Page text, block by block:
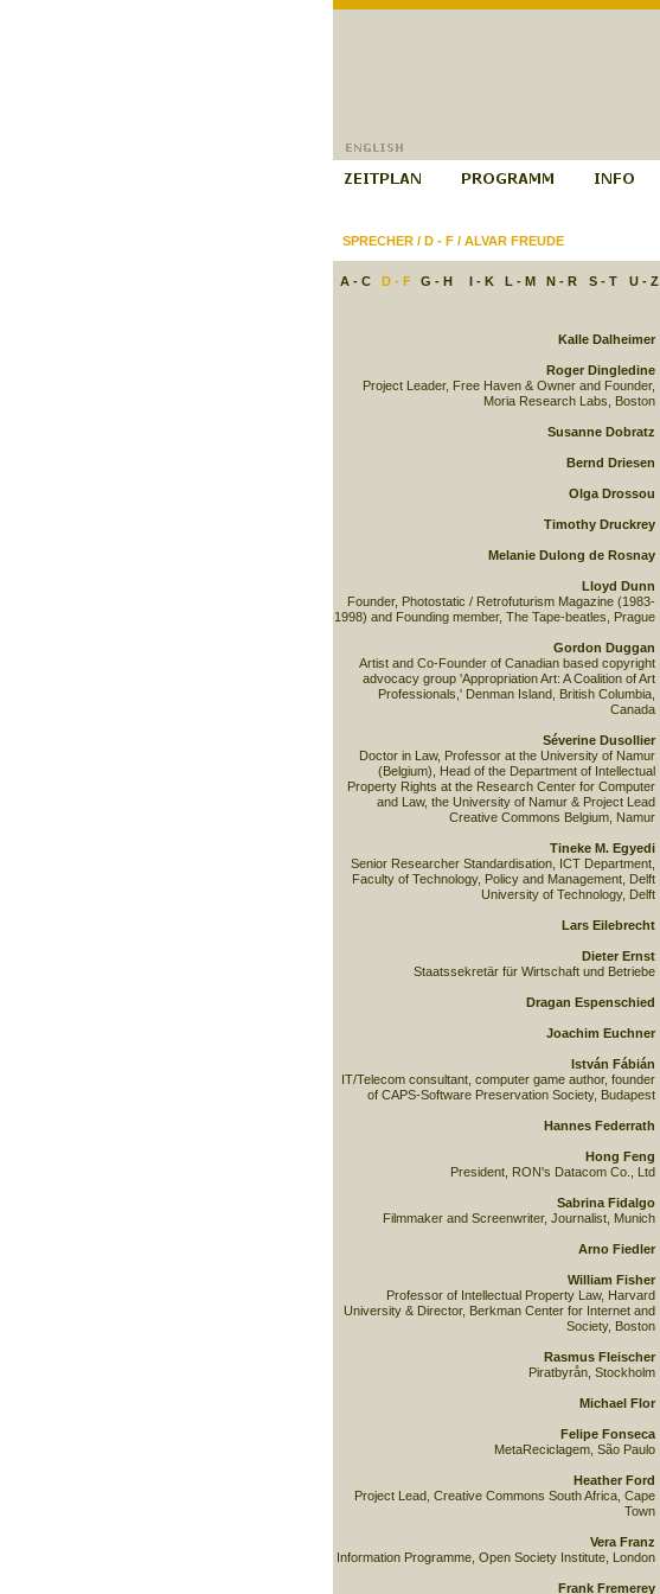
SPRECHER/ D - F/ ALVAR FREUDE
A - C D - F G - H I - K L - M N - R S - T U - Z
Kalle Dalheimer
Roger Dingledine
Project Leader, Free Haven & Owner and Founder,
Moria Research Labs, Boston
Susanne Dobratz
Bernd Driesen
Olga Drossou
Timothy Druckrey
Melanie Dulong de Rosnay
Lloyd Dunn
Founder, Photostatic / Retrofuturism Magazine (1983-
1998) and Founding member, The Tape-beatles, Prague
Gordon Duggan
Artist and Co-Founder of Canadian based copyright
advocacy group 'Appropriation Art: A Coalition of Art
Professionals,' Denman Island, British Columbia,
Canada
Séverine Dusollier
Doctor in Law, Professor at the University of Namur
(Belgium), Head of the Department of Intellectual
Property Rights at the Research Center for Computer
and Law, the University of Namur & Project Lead
Creative Commons Belgium, Namur
Tineke M. Egyedi
Senior Researcher Standardisation, ICT Department,
Faculty of Technology, Policy and Management, Delft
University of Technology, Delft
Lars Eilebrecht
Dieter Ernst
Staatssekretär für Wirtschaft und Betriebe
Dragan Espenschied
Joachim Euchner
István Fábián
IT/Telecom consultant, computer game author, founder
of CAPS-Software Preservation Society, Budapest
Hannes Federrath
Hong Feng
President, RON's Datacom Co., Ltd
Sabrina Fidalgo
Filmmaker and Screenwriter, Journalist, Munich
Arno Fiedler
William Fisher
Professor of Intellectual Property Law, Harvard
University & Director, Berkman Center for Internet and
Society, Boston
Rasmus Fleischer
Piratbyrån, Stockholm
Michael Flor
Felipe Fonseca
MetaReciclagem, São Paulo
Heather Ford
Project Lead, Creative Commons South Africa, Cape
Town
Vera Franz
Information Programme, Open Society Institute, London
Frank Fremerey